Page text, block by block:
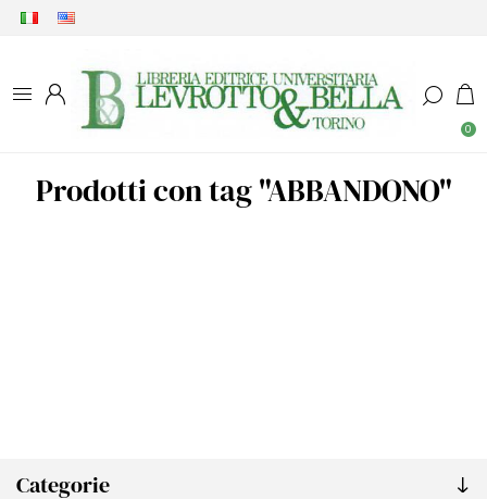
0
Categorie
Prodotti con tag "ABBANDONO"